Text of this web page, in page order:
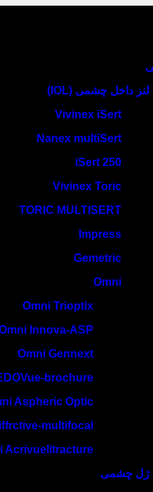
لنز داخل چشمی (IOL)
Vivinex iSert
Nanex multiSert
iSert 250
Vivinex Toric
TORIC MULTISERT
Impress
Gemetric
Omni
Omni Trioptix
Innova-ASP
Omni Gennext
brochure
Aspheric Optic
multifocal
Acrivuelitracture
ژل چشمی